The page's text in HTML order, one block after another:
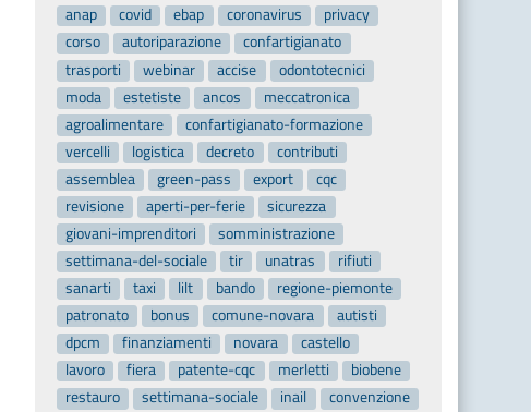
anap
covid ebap coronavirus
privacy
corso
autoriparazione
confartigianato
trasporti
webinar accise
odontotecnici
moda
estetiste ancos
meccatronica
agroalimentare
confartigianato-formazione
vercelli
logistica decreto
contributi
assemblea
green-pass export
cqc
revisione
aperti-per-ferie
sicurezza
giovani-imprenditori
somministrazione
settimana-del-sociale
tir unatras
rifiuti
sanarti
taxi lilt bando
regione-piemonte
patronato
bonus comune-novara
autisti
dpcm
finanziamenti novara
castello
lavoro
fiera patente-cqc merletti
biobene
restauro
settimana-sociale inail
convenzione